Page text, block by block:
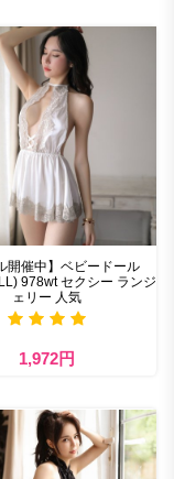
開催中】ベビードール
978wt セクシー ランジ
ェリー 人気
1,972円